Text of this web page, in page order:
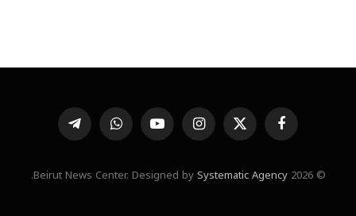
فيسبوك X
(Twitter)
الانستغراميوتيوب واتساب تيلقرام
© 2026 Beirut News Center. Designed by
Systematic Agency
.